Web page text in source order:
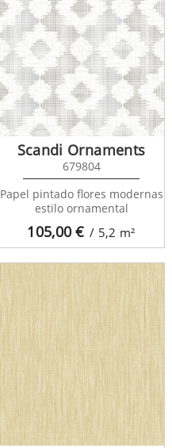
105,00€ / 5,2 m²
Scandi Ornaments
679804
Papel pintado flores modernas
estilo ornamental